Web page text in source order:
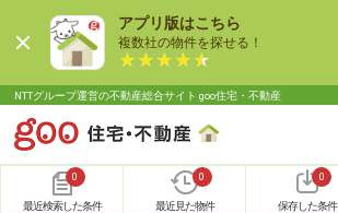
アプリ版はこちら
複数社の物件を探せる！
NTTグループ運営の不動産総合サイト goo住宅・不動産
0
最近検索した条件
0
最近見た物件
0
保存した条件